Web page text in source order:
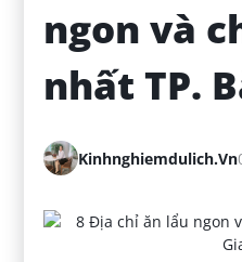
ngon và
nhất TP.
Kinhnghiemdulich.vn